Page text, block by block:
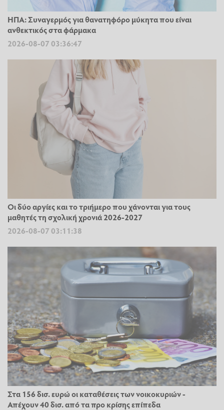
ΗΠΑ: Συναγερμός για θανατηφόρο μύκητα που είναι
ανθεκτικός στα φάρμακα
2026-08-07 03:36:47
Οι δύο αργίες και το τριήμερο που χάνονται για τους
μαθητές τη σχολική χρονιά 2026-2027
2026-08-07 03:11:38
Στα 156 δισ. ευρώ οι καταθέσεις των νοικοκυριών -
Απέχουν 40 δισ. από τα προ κρίσης επίπεδα